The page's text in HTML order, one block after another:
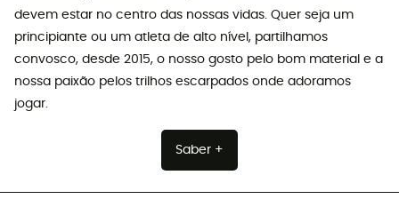
devem estar no centro das nossas vidas. Quer seja um
principiante ou um atleta de alto nível, partilhamos
convosco, desde 2015, o nosso gosto pelo bom material e a
nossa paixão pelos trilhos escarpados onde adoramos
jogar.
Saber +